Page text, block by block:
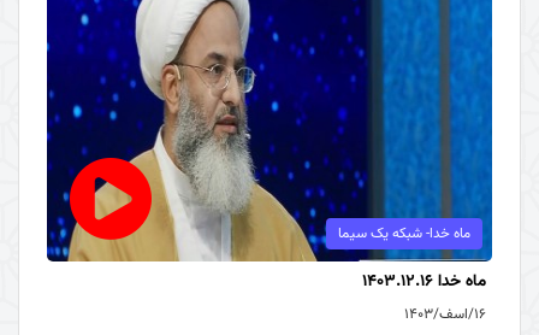
ماه خدا- شبکه یک سیما
ماه خدا 1403.12.16
۱۶/اسف/۱۴۰۳